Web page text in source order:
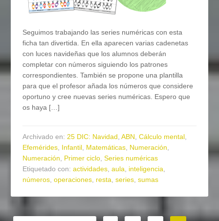
Seguimos trabajando las series numéricas con esta
ficha tan divertida. En ella aparecen varias cadenetas
con luces navideñas que los alumnos deberán
completar con números siguiendo los patrones
correspondientes. También se propone una plantilla
para que el profesor añada los números que considere
oportuno y cree nuevas series numéricas. Espero que
os haya […]
Archivado en:25 DIC: Navidad,ABN,Cálculo mental,
Efemérides, Infantil, Matemáticas, Numeración,
Numeración, Primer ciclo,Series numéricas
Etiquetado con:actividades,aula, inteligencia,
números,operaciones, resta,series,sumas